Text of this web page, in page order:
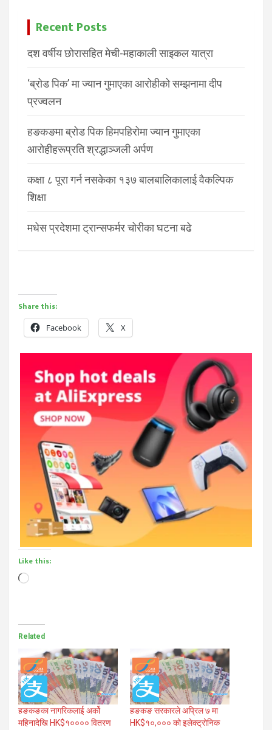
Recent Posts
दश वर्षीय छोरासहित मेची-महाकाली साइकल यात्रा
‘ब्रोड पिक’ मा ज्यान गुमाएका आरोहीको सम्झनामा दीप
प्रज्वलन
हङकङमा ब्रोड पिक हिमपहिरोमा ज्यान गुमाएका
आरोहीहरूप्रति श्रद्धाञ्जली अर्पण
कक्षा ८ पूरा गर्न नसकेका १३७ बालबालिकालाई वैकल्पिक
शिक्षा
मधेस प्रदेशमा ट्रान्सफर्मर चोरीका घटना बढे
Share this:
Facebook X
Like this:
Loading…
Related
हङकङका नागरिकलाई अर्को
महिनादेखि HK$१०००० वितरण
हङकङ सरकारले अप्रिल ७ मा
HK$१०,००० को इलेक्ट्रोनिक